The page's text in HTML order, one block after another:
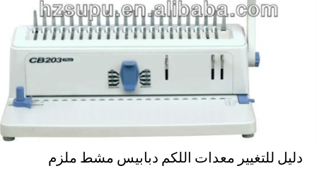
دليل للتغيير معدات اللكم دبابيس مشط ملزم